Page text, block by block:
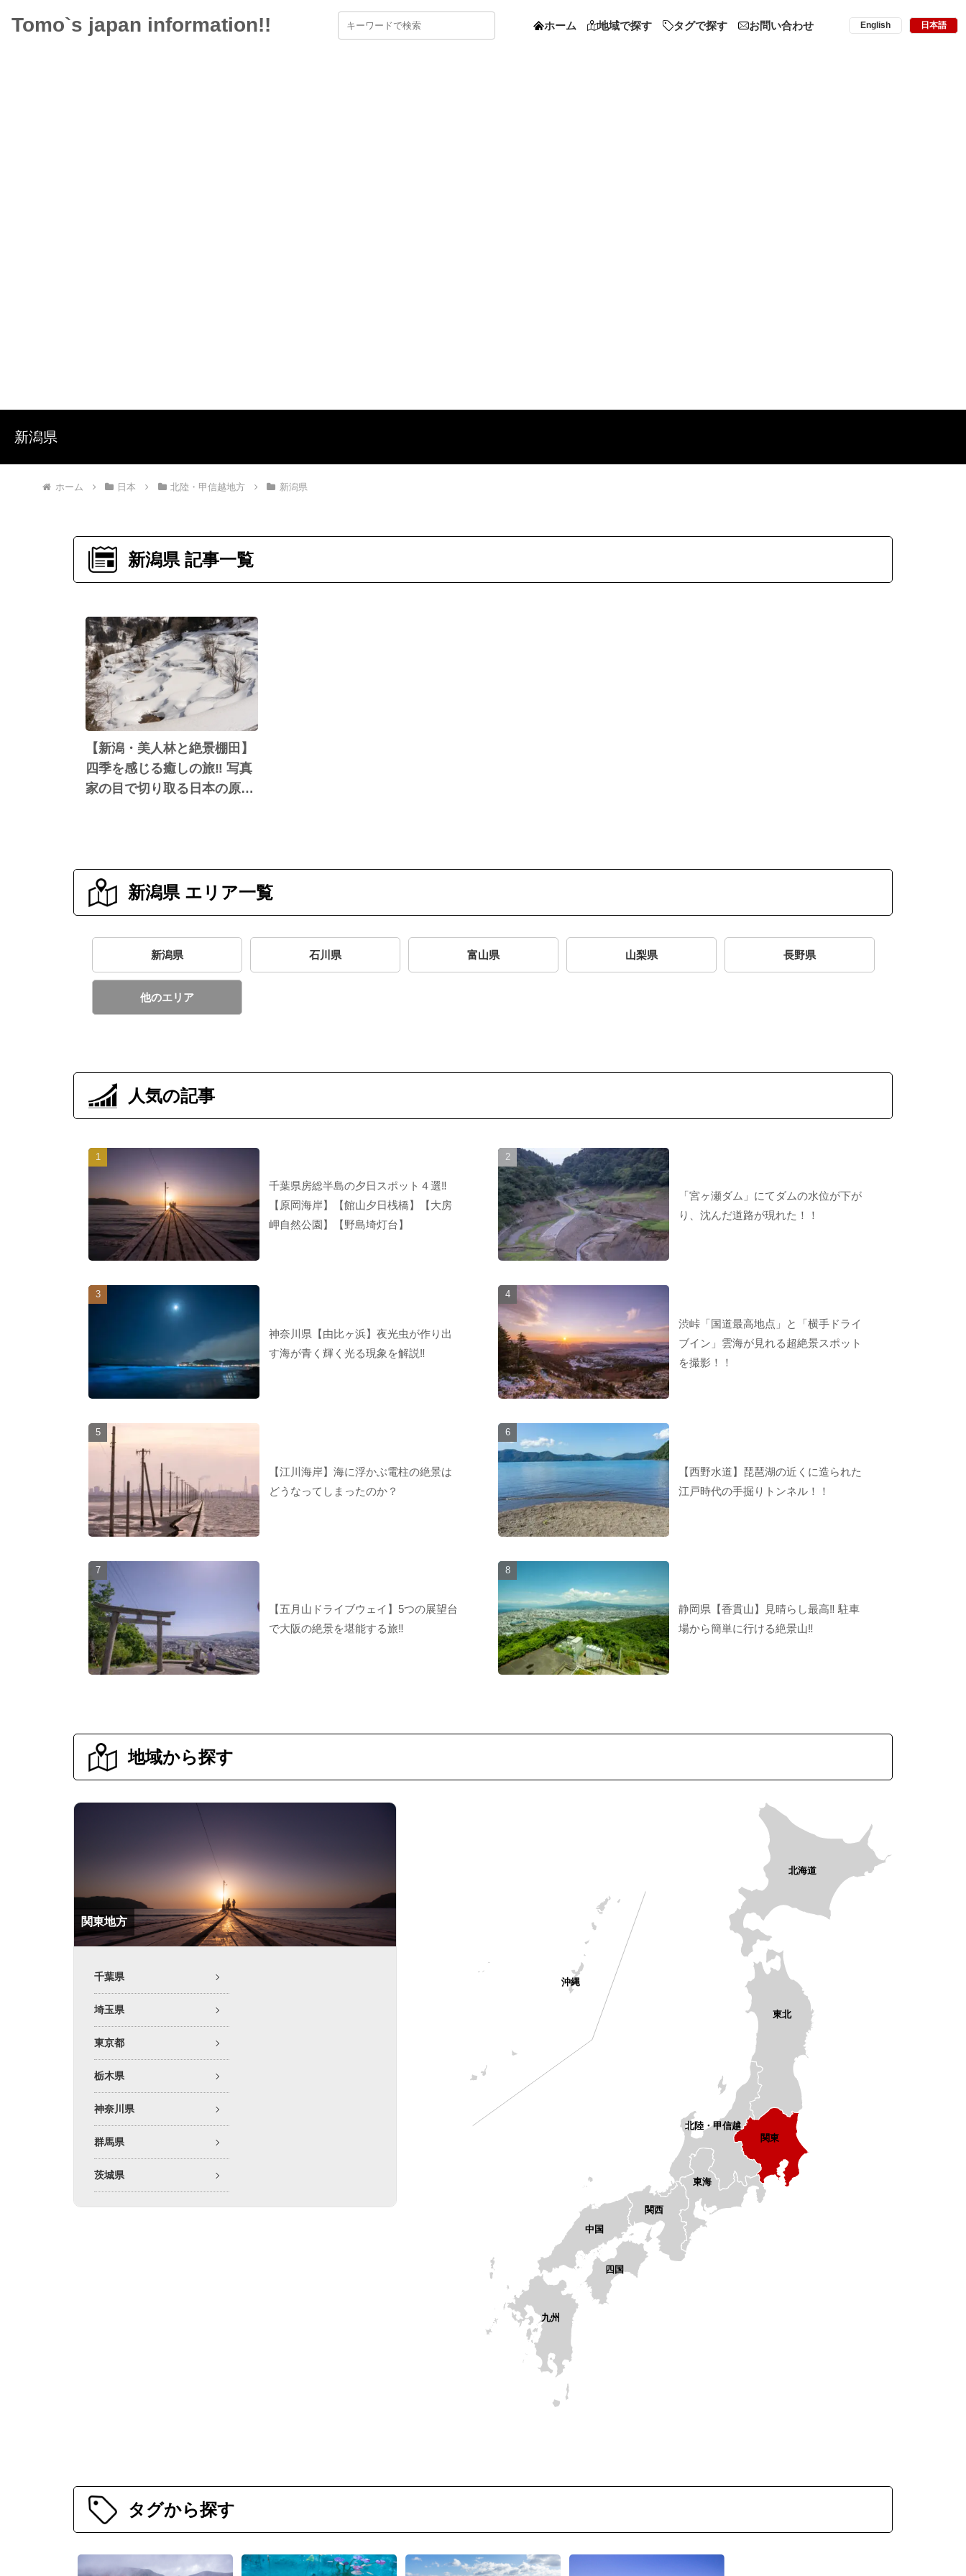
Tomo`s japan information!! ホーム 地域で探す タグで探す お問い合わせ English 日本語
新潟県
ホーム 日本 北陸・甲信越地方 新潟県
新潟県 記事一覧
【新潟・美人林と絶景棚田】
四季を感じる癒しの旅‼︎ 写真
家の目で切り取る日本の原風
新潟県 エリア一覧
新潟県 石川県 富山県 山梨県 長野県
他のエリア
人気の記事
千葉県房総半島の夕日スポット４選‼︎
【原岡海岸】【館山夕日桟橋】【大房
岬自然公園】【野島埼灯台】
「宮ヶ瀬ダム」にてダムの水位が下が
り、沈んだ道路が現れた！！
神奈川県【由比ヶ浜】夜光虫が作り出
す海が青く輝く光る現象を解説‼︎
渋峠「国道最高地点」と「横手ドライ
ブイン」雲海が見れる超絶景スポット
を撮影！！
【江川海岸】海に浮かぶ電柱の絶景は
どうなってしまったのか？
【西野水道】琵琶湖の近くに造られた
江戸時代の手掘りトンネル！！
【五月山ドライブウェイ】5つの展望台
で大阪の絶景を堪能する旅‼︎
静岡県【香貫山】見晴らし最高‼︎ 駐車
場から簡単に行ける絶景山‼︎
地域から探す
関東地方
千葉県
埼玉県
東京都
栃木県
神奈川県
群馬県
茨城県
北海道
東北
関東
北陸・甲信越
東海
関西
中国
四国
九州
沖縄
タグから探す